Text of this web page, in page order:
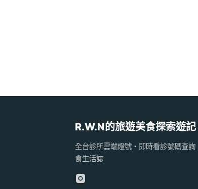
R.W.N的旅遊美食探索遊記
全台診所雲端燈號・即時看診號碼查詢
食生活誌